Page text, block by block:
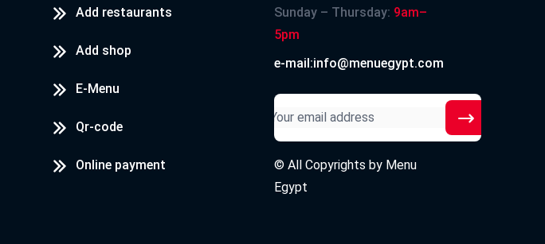
احلي بيتزا في مصر حاليا سي رانش تحفه احلي بيتزا سي فود جربتها شيف عالمي
احلي بيتزا انا كلتها في مصر
Add restaurants
Add shop
E-Menu
Qr-code
Online payment
Sunday – Thursday: 9am–
5pm
e-mail:info@menuegypt.com
© All Copyrights by Menu
Egypt